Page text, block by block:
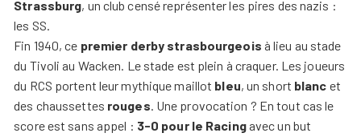
Strassburg, un club censé représenter les pires des nazis :
les SS.
Fin 1940, ce premier derby strasbourgeois à lieu au stade
du Tivoli au Wacken. Le stade est plein à craquer. Les joueurs
du RCS portent leur mythique maillot bleu, un short blanc et
des chaussettes rouges. Une provocation ? En tout cas le
score est sans appel : 3-0 pour le Racingavec un but